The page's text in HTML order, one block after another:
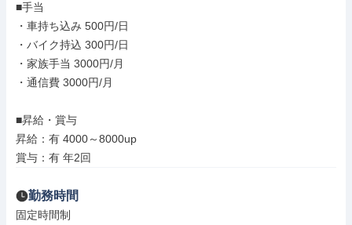
■手当
・車持ち込み 500円/日
・バイク持込 300円/日
・家族手当 3000円/月
・通信費 3000円/月
■昇給・賞与
昇給：有 4000～8000up
賞与：有 年2回
勤務時間
固定時間制